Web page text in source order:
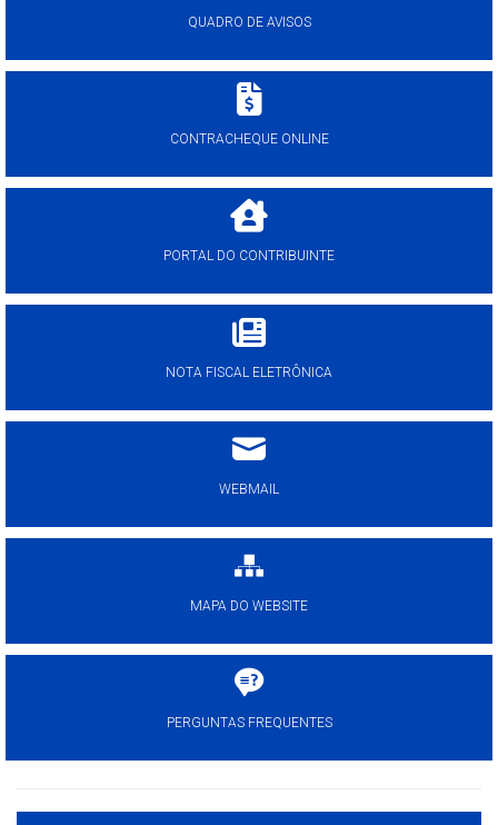
QUADRO DE AVISOS
CONTRACHEQUE ONLINE
PORTAL DO CONTRIBUINTE
NOTA FISCAL ELETRÔNICA
WEBMAIL
MAPA DO WEBSITE
PERGUNTAS FREQUENTES